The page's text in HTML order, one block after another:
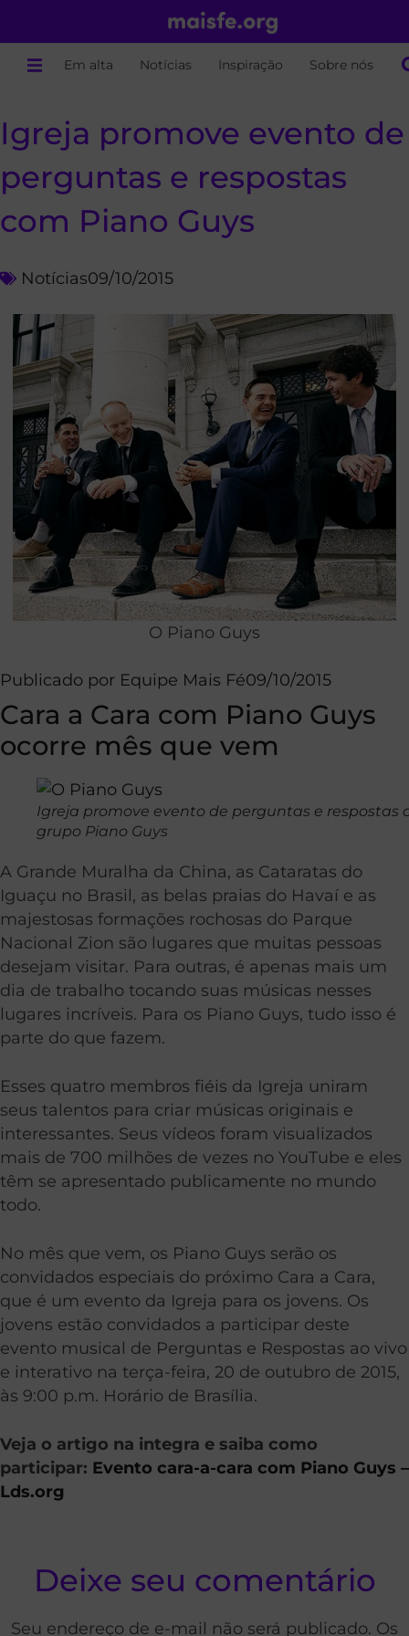
Em alta Notícias Inspiração Sobre nós
Igreja promove evento de
perguntas e respostas
com Piano Guys
Notícias09/10/2015
O Piano Guys
Publicado por Equipe Mais Fé09/10/2015
Cara a Cara com Piano Guys
ocorre mês que vem
Igreja promove evento de perguntas e respostas
grupo Piano Guys
A Grande Muralha da China, as Cataratas do
Iguaçu no Brasil, as belas praias do Havaí e as
majestosas formações rochosas do Parque
Nacional Zion são lugares que muitas pessoas
desejam visitar. Para outras, é apenas mais um
dia de trabalho tocando suas músicas nesses
lugares incríveis. Para os Piano Guys, tudo isso é
parte do que fazem.
Esses quatro membros fiéis da Igreja uniram
seus talentos para criar músicas originais e
interessantes. Seus vídeos foram visualizados
mais de 700 milhões de vezes no YouTube e eles
têm se apresentado publicamente no mundo
todo.
No mês que vem, os Piano Guys serão os
convidados especiais do próximo Cara a Cara,
que é um evento da Igreja para os jovens. Os
jovens estão convidados a participar deste
evento musical de Perguntas e Respostas ao vivo
e interativo na terça-feira, 20 de outubro de 2015,
às 9:00 p.m. Horário de Brasília.
Veja o artigo na integra e saiba como
participar: Evento cara-a-cara com Piano Guys –
Lds.org
Deixe seu comentário
Seu endereço de e-mail não será publicado. Os